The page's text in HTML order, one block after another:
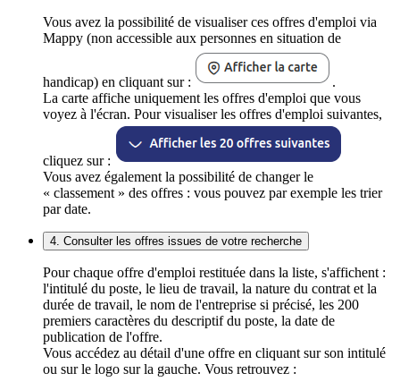
Vous avez la possibilité de visualiser ces offres d'emploi via
Mappy (non accessible aux personnes en situation de
handicap) en cliquant sur :
.
La carte affiche uniquement les offres d'emploi que vous
voyez à l'écran. Pour visualiser les offres d'emploi suivantes,
cliquez sur :
Vous avez également la possibilité de changer le
« classement » des offres : vous pouvez par exemple les trier
par date.
4. Consulter les offres issues de votre recherche
Pour chaque offre d'emploi restituée dans la liste, s'affichent :
l'intitulé du poste, le lieu de travail, la nature du contrat et la
durée de travail, le nom de l'entreprise si précisé, les 200
premiers caractères du descriptif du poste, la date de
publication de l'offre.
Vous accédez au détail d'une offre en cliquant sur son intitulé
ou sur le logo sur la gauche. Vous retrouvez :